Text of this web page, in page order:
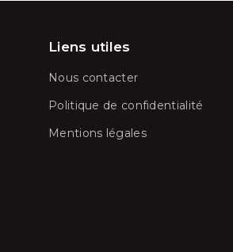
Liens utiles
Nous contacter
Politique de confidentialité
Mentions légales